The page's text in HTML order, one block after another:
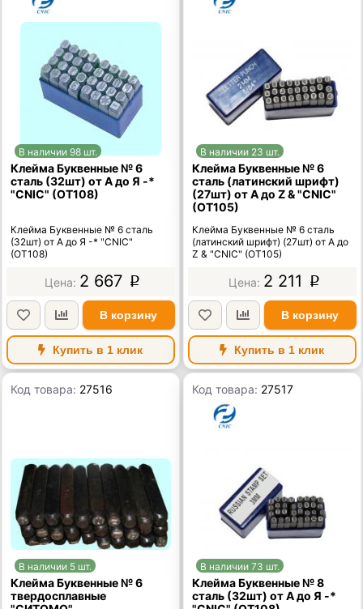
В наличии 98 шт.
Клейма Буквенные № 6
сталь (32шт) от А до Я -*
"CNIC" (OT108)
Клейма Буквенные № 6 сталь
(32шт) от А до Я -* "CNIC"
(OT108)
2 667 p
В корзину
Купить в 1 клик
В наличии 23 шт.
Клейма Буквенные № 6
сталь (латинский шрифт)
(27шт) от А до Z & "CNIC"
(OT105)
Клейма Буквенные № 6 сталь
(латинский шрифт) (27шт) от А до
Z & "CNIC" (OT105)
2 211 p
В корзину
Купить в 1 клик
Код товара: 27516
В наличии 5 шт.
Клейма Буквенные № 6
твердосплавные
Код товара: 27517
В наличии 73 шт.
Клейма Буквенные № 8
сталь (32шт) от А до Я -*